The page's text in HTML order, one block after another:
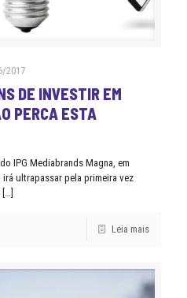
2017
DE INVESTIR EM
PERCA ESTA
IPG Mediabrands Magna, em
ultrapassar pela primeira vez
[…]
Leia mais